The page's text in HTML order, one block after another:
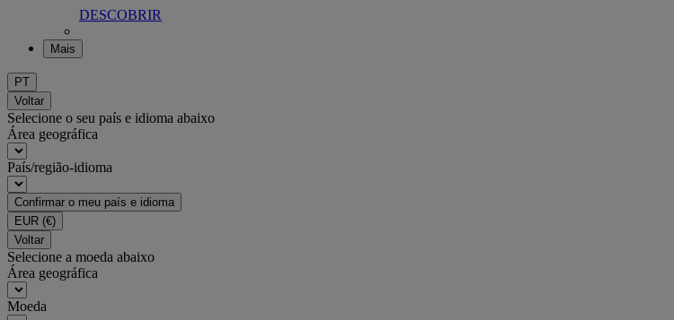
DESCOBRIR
Mais
PT
Voltar
Selecione o seu país e idioma abaixo
Área geográfica
País/região-idioma
Confirmar o meu país e idioma
EUR (€)
Voltar
Selecione a moeda abaixo
Área geográfica
Moeda